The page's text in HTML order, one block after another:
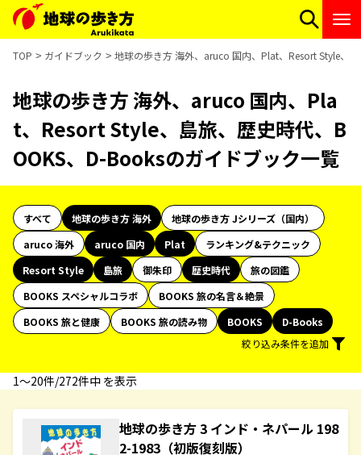
TOP ガイドブック 地球の歩き方 海外、aruco 国内、Plat、Resort Style、
地球の歩き方 海外、aruco 国内、Pla
t、Resort Style、島旅、歴史時代、B
OOKS、D-Booksのガイドブック一覧
すべて 地球の歩き方 海外
地球の歩き方 Jシリーズ（国内）
aruco 海外
aruco 国内 Plat
ランキング&テクニック
Resort Style
島旅 御朱印 歴史時代
旅の図鑑
BOOKS スペシャルコラボ
BOOKS 旅の名言＆絶景
BOOKS 旅と健康
BOOKS 旅の読み物 BOOKS
D-Books
絞り込み条件を追加
1〜20件/272件中 を表示
地球の歩き方 3 インド・ネパール 198
2-1983（初版復刻版）